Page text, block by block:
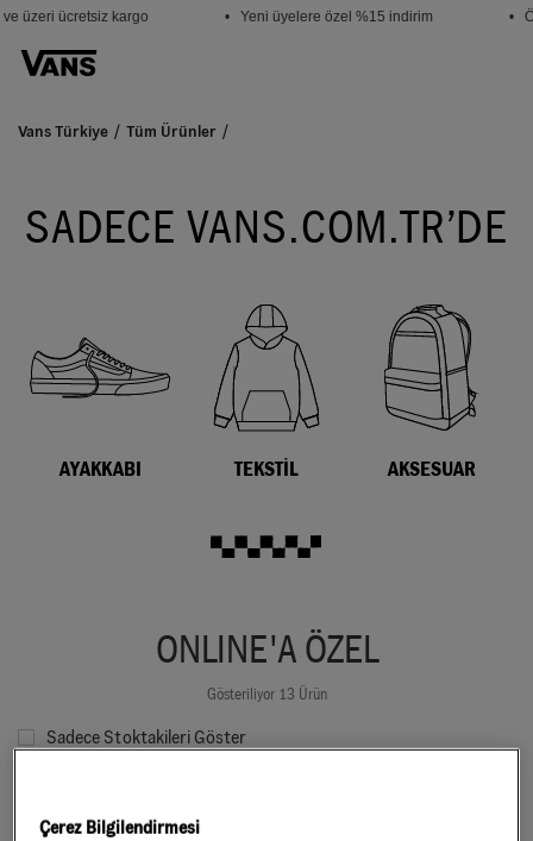
üzeri ücretsiz kargo • Yeni üyelere özel %15 indirim •
Vans Türkiye Tüm Ürünler
SADECE VANS.COM.TR’DE
AYAKKABI TEKSTİL AKSESUAR
ONLINE'A ÖZEL
Gösteriliyor 13 Ürün
Sadece Stoktakileri Göster
Çerez Bilgilendirmesi